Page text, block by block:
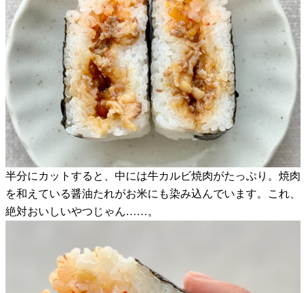
半分にカットすると、中には牛カルビ焼肉がたっぷり。焼肉
を和えている醤油たれがお米にも染み込んでいます。これ、
絶対おいしいやつじゃん……。